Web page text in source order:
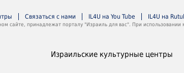
Связаться с нами IL4U на You Tube IL4U на
сайте, принадлежат порталу "Израиль для вас". При использовании
Израильские культурные центры